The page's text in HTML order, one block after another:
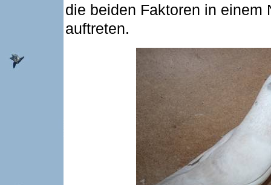
die beiden Faktoren in einem
auftreten.